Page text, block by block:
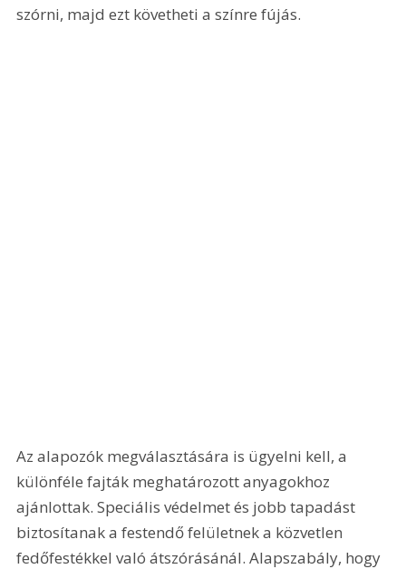
szórni, majd ezt követheti a színre fújás.
Az alapozók megválasztására is ügyelni kell, a
különféle fajták meghatározott anyagokhoz
ajánlottak. Speciális védelmet és jobb tapadást
biztosítanak a festendő felületnek a közvetlen
fedőfestékkel való átszórásánál. Alapszabály, hogy